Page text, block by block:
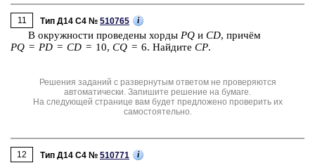
11 Тип Д14 C4 № 510765 i
В окруж­но­сти про­ве­де­ны хорды PQ и CD, причём
PQ = PD = CD = 10, CQ = 6. Най­ди­те CP.
Решения заданий с развернутым ответом не проверяются
автоматически. Запишите решение на бумаге.
На следующей странице вам будет предложено проверить их
самостоятельно.
12 Тип Д14 C4 № 510771 i